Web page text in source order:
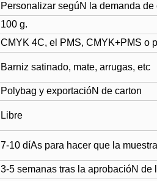
Personalizar segúN la demanda de
100 g.
CMYK 4C, el PMS, CMYK+PMS o
Barniz satinado, mate, arrugas, etc
Polybag y exportacióN de carton
Libre
7-10 díAs para hacer que la
3-5 semanas tras la aprobacióN de